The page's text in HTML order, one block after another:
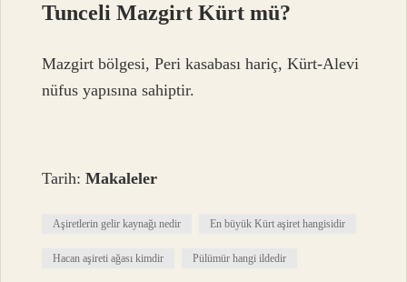
Tunceli Mazgirt Kürt mü?
Mazgirt bölgesi, Peri kasabası hariç, Kürt-Alevi
nüfus yapısına sahiptir.
Tarih:Makaleler
Aşiretlerin gelir kaynağı nedir En büyük Kürt aşiret hangisidir
Hacan aşireti ağası kimdir Pülümür hangi ildedir